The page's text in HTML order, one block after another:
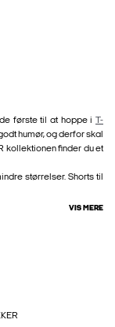
første til at hoppe i T-
humør, og derfor skal
kollektionen finder du et
størrelser. Shorts til
VIS MERE